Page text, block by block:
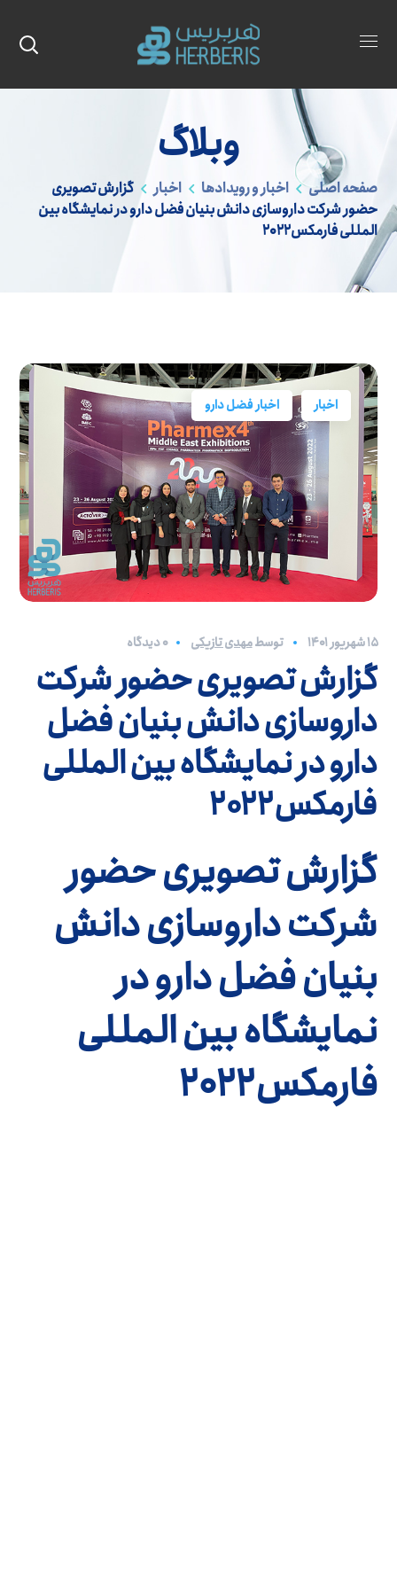
وبلاگ
صفحه اصلی اخبار و رویدادها اخبار
گزارش تصویری
حضور شرکت داروسازی دانش بنیان فضل دارو در نمایشگاه بین
المللی فارمکس2022
اخبار اخبار فضل دارو
۱۵ شهریور ۱۴۰۱ توسطمهدی تازیکی 0 دیدگاه
گزارش تصویری حضور شرکت
داروسازی دانش بنیان فضل
دارو در نمایشگاه بین المللی
فارمکس2022
گزارش تصویری حضور
شرکت داروسازی دانش
بنیان فضل دارو در
نمایشگاه بین المللی
فارمکس2022